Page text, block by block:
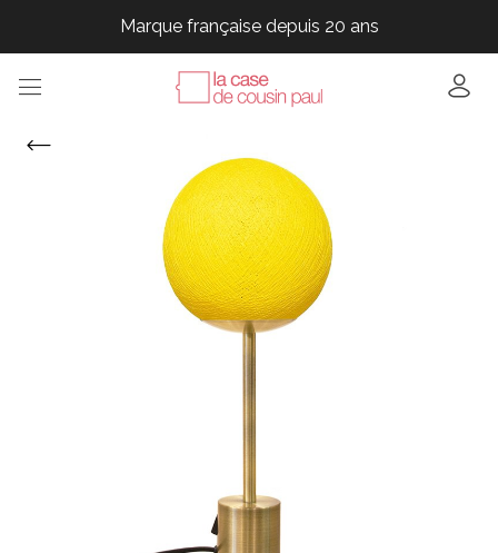
Marque française depuis 20 ans
Marque française depuis 20 ans
Marque française depuis 20 ans